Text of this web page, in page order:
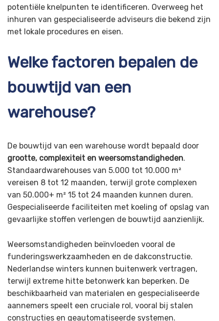
potentiële knelpunten te identificeren. Overweeg het
inhuren van gespecialiseerde adviseurs die bekend zijn
met lokale procedures en eisen.
Welke factoren bepalen de
bouwtijd van een
warehouse?
De bouwtijd van een warehouse wordt bepaald door
grootte, complexiteit en weersomstandigheden.
Standaardwarehouses van 5.000 tot 10.000 m²
vereisen 8 tot 12 maanden, terwijl grote complexen
van 50.000+ m² 15 tot 24 maanden kunnen duren.
Gespecialiseerde faciliteiten met koeling of opslag van
gevaarlijke stoffen verlengen de bouwtijd aanzienlijk.
Weersomstandigheden beïnvloeden vooral de
funderingswerkzaamheden en de dakconstructie.
Nederlandse winters kunnen buitenwerk vertragen,
terwijl extreme hitte betonwerk kan beperken. De
beschikbaarheid van materialen en gespecialiseerde
aannemers speelt een cruciale rol, vooral bij stalen
constructies en geautomatiseerde systemen.